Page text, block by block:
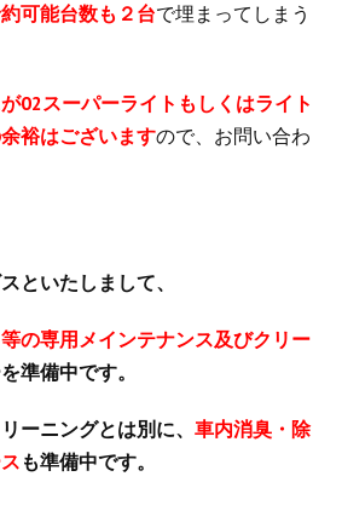
可能台数も２台で埋まってしまう
02スーパーライトもしくはライト
裕はございますので、お問い合わ
といたしまして、
の専用メインテナンス及びクリー
準備中です。
ーニングとは別に、車内消臭・除
も準備中です。